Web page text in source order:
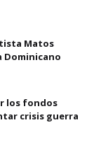
Matos
Dominicano
los fondos
crisis guerra